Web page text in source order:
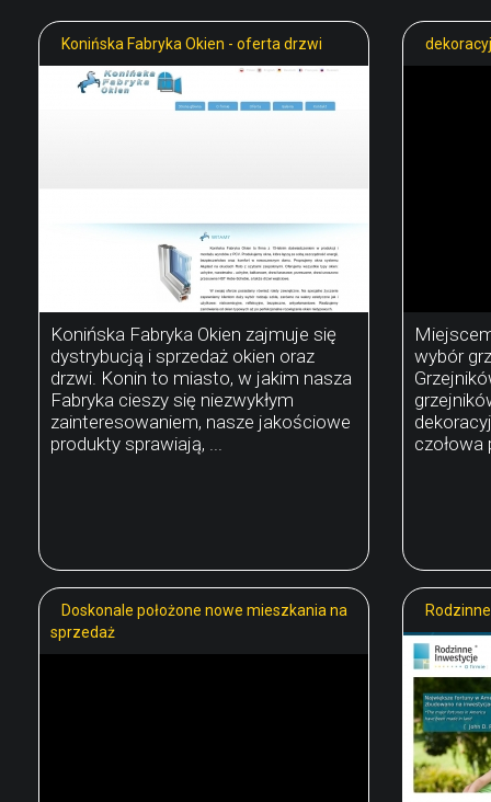
Konińska Fabryka Okien - oferta drzwi
Konińska Fabryka Okien zajmuje się
dystrybucją i sprzedaż okien oraz
drzwi. Konin to miasto, w jakim nasza
Fabryka cieszy się niezwykłym
zainteresowaniem, nasze jakościowe
produkty sprawiają, ...
wybór
czołowa
Doskonale położone nowe mieszkania na
sprzedaż